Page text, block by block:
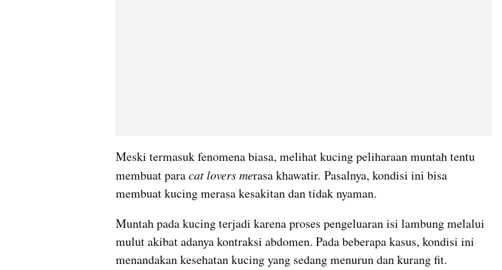
Meski termasuk fenomena biasa, melihat kucing peliharaan muntah tentu
membuat para cat lovers merasa khawatir. Pasalnya, kondisi ini bisa
membuat kucing merasa kesakitan dan tidak nyaman.
Muntah pada kucing terjadi karena proses pengeluaran isi lambung melalui
mulut akibat adanya kontraksi abdomen. Pada beberapa kasus, kondisi ini
menandakan kesehatan kucing yang sedang menurun dan kurang fit.